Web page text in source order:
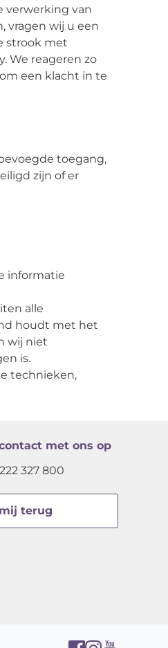
verwerking van
vragen wij u een
strook met
We reageren zo
een klacht in te
toegang,
zijn of er
informatie
alle
houdt met het
wij niet
is.
technieken,
met ons op
327 800
terug